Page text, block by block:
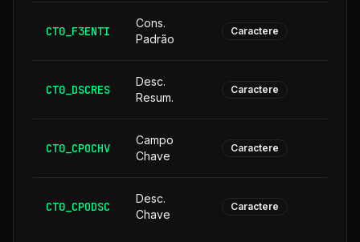
CT0_F3ENTI
Cons.
Padrão
Caractere
CT0_DSCRES
Desc.
Resum.
Caractere
CT0_CPOCHV
Campo
Chave
Caractere
CT0_CPODSC
Desc.
Chave
Caractere